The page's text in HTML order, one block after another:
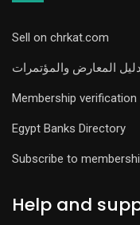
Sell on chrkat.com
دليل المعارض والمؤتمرات
Membership verification
Egypt Banks Directory
Subscribe to
Help and